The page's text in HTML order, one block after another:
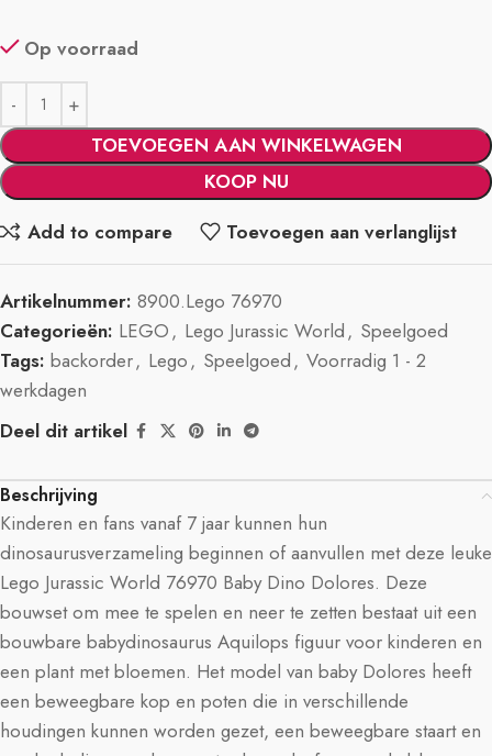
Op voorraad
TOEVOEGEN AAN WINKELWAGEN
KOOP NU
Add to compare
Toevoegen aan verlanglijst
Artikelnummer: 8900.Lego 76970
Categorieën: LEGO, Lego Jurassic World, Speelgoed
Tags: backorder, Lego, Speelgoed, Voorradig 1 - 2
werkdagen
Deel dit artikel
Beschrijving
Kinderen en fans vanaf 7 jaar kunnen hun
dinosaurusverzameling beginnen of aanvullen met deze leuke
Lego Jurassic World 76970 Baby Dino Dolores. Deze
bouwset om mee te spelen en neer te zetten bestaat uit een
bouwbare babydinosaurus Aquilops figuur voor kinderen en
een plant met bloemen. Het model van baby Dolores heeft
een beweegbare kop en poten die in verschillende
houdingen kunnen worden gezet, een beweegbare staart en